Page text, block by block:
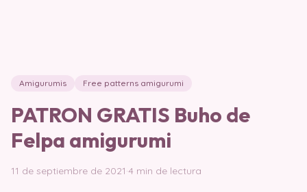
Amigurumis Free patterns amigurumi
PATRON GRATIS Buho de
Felpa amigurumi
11 de septiembre de 2021·4 min de lectura